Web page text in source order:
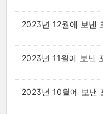
2023년 12월에 보낸
2023년 11월에 보낸
2023년 10월에 보낸